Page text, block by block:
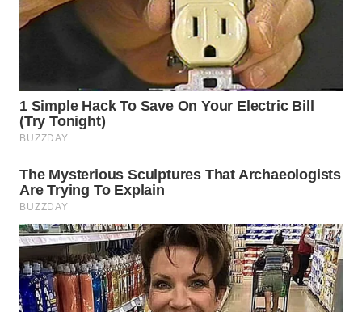
WN
DEPOK
WN
UTARA
WN
SAMOSIR
WN
PADANG
LAWAS